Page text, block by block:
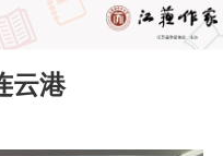
云港